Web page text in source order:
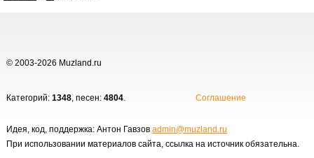
© 2003-2026 Muzland.ru
Категорий: 1348, песен: 4804. Соглашение
Идея, код, поддержка: Антон Гавзов admin@muzland.ru
При использовании материалов сайта, ссылка на источник обязательна.